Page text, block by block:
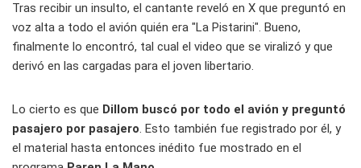
Tras recibir un insulto, el cantante reveló en X que preguntó en
voz alta a todo el avión quién era "La Pistarini". Bueno,
finalmente lo encontró, tal cual el video que se viralizó y que
derivó en las cargadas para el joven libertario.
Lo cierto es que Dillom buscó por todo el avión y preguntó
pasajero por pasajero. Esto también fue registrado por él, y
el material hasta entonces inédito fue mostrado en el